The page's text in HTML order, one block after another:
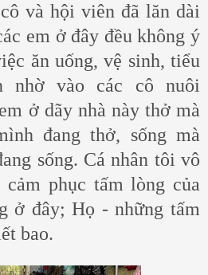
và hội viên đã lăn dài
em ở đây đều không ý
ăn uống, vệ sinh, tiểu
nhờ vào các cô nuôi
ở dãy nhà này thở mà
đang thở, sống mà
sống. Cá nhân tôi vô
cảm phục tấm lòng của
ở đây; Họ - những tấm
bao.